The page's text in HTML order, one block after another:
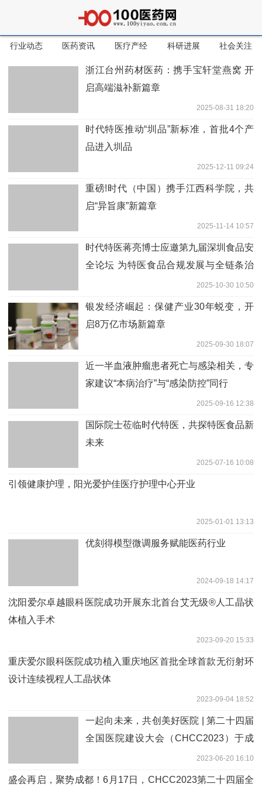
行业动态 医药资讯 医疗产经 科研进展 社会关注
浙江台州药材医药：携手宝轩堂燕窝 开
启高端滋补新篇章
2025-08-31 18:20
时代特医推动“圳品”新标准，首批4个产
品进入圳品
2025-12-11 09:24
重磅!时代（中国）携手江西科学院，共
启“异旨康”新篇章
2025-11-14 10:57
时代特医蒋亮博士应邀第九届深圳食品安
全论坛 为特医食品合规发展与全链条治
2025-10-30 10:50
银发经济崛起：保健产业30年蜕变，开
启8万亿市场新篇章
2025-09-30 18:07
近一半血液肿瘤患者死亡与感染相关，专
家建议“本病治疗”与“感染防控”同行
2025-09-16 12:38
国际院士莅临时代特医，共探特医食品新
未来
2025-07-16 10:08
引领健康护理，阳光爱护佳医疗护理中心开业
2025-01-01 13:13
优刻得模型微调服务赋能医药行业
2024-09-18 14:17
沈阳爱尔卓越眼科医院成功开展东北首台艾无级®人工晶状
体植入手术
2023-09-20 15:33
重庆爱尔眼科医院成功植入重庆地区首批全球首款无衍射环
设计连续视程人工晶状体
2023-09-04 18:52
一起向未来，共创美好医院 | 第二十四届
全国医院建设大会（CHCC2023）于成
2023-06-20 16:10
盛会再启，聚势成都！6月17日，CHCC2023第二十四届全